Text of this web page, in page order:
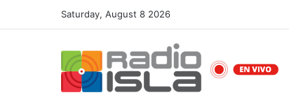
Saturday, August 8 2026